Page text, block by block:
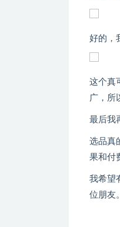
好的，
这个真
广，所
最后我
选品真
果和付
我希望
位朋友